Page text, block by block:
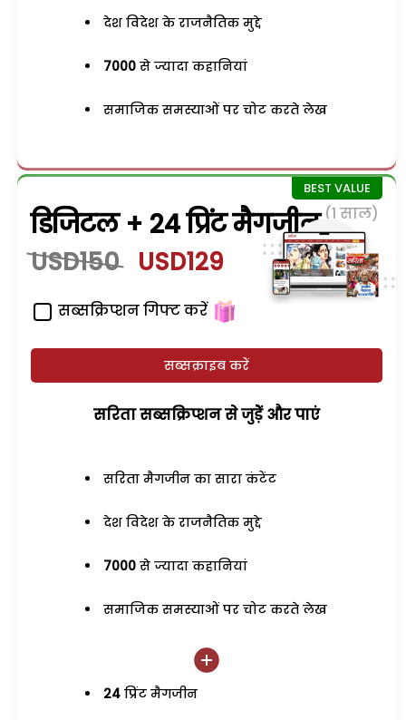
देश विदेश के राजनैतिक मुद्दे
7000 से ज्यादा कहानियां
समाजिक समस्याओं पर चोट करते लेख
डिजिटल + 24 प्रिंट मैगजीन (1 साल)
USD150 USD129
सब्सक्रिप्शन गिफ्ट करें
सब्सक्राइब करें
सरिता सब्सक्रिप्शन से जुड़ेें और पाएं
सरिता मैगजीन का सारा कंटेंट
देश विदेश के राजनैतिक मुद्दे
7000 से ज्यादा कहानियां
समाजिक समस्याओं पर चोट करते लेख
24 प्रिंट मैगजीन